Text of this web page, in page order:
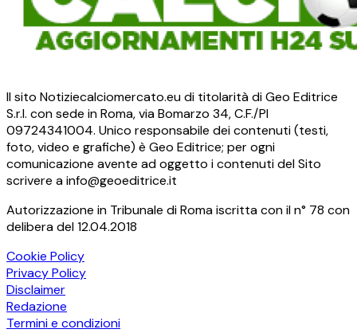
Il sito Notiziecalciomercato.eu di titolarità di Geo Editrice
S.r.l. con sede in Roma, via Bomarzo 34, C.F./PI
09724341004. Unico responsabile dei contenuti (testi,
foto, video e grafiche) è Geo Editrice; per ogni
comunicazione avente ad oggetto i contenuti del Sito
scrivere a info@geoeditrice.it
Autorizzazione in Tribunale di Roma iscritta con il n° 78 con
delibera del 12.04.2018
Cookie Policy
Privacy Policy
Disclaimer
Redazione
Termini e condizioni